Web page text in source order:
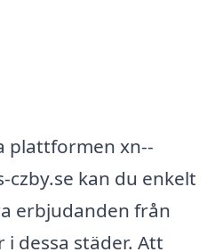
plattformen xn--
kan du enkelt
erbjudanden från
dessa städer. Att